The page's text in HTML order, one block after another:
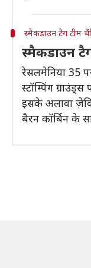
स्मैकडाउन टैग टीम
स्मैकडाउन
रेसलमेनिया 35
स्टॉम्पिंग
इसके अलावा
बैरन कॉर्बिन के